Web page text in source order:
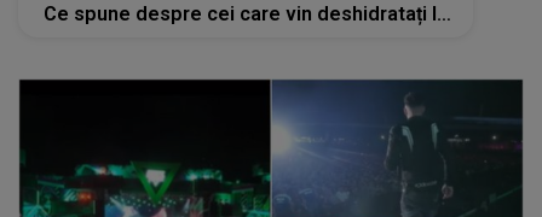
Ce spune despre cei care vin deshidratați la